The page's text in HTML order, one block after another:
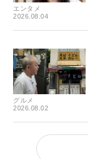
エンタメ
2026.08.04
グルメ
2026.08.02